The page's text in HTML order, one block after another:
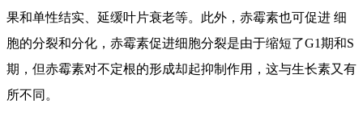
果和单性结实、延缓叶片衰老等。此外，赤霉素也可促进 细
胞的分裂和分化，赤霉素促进细胞分裂是由于缩短了G1期和S
期，但赤霉素对不定根的形成却起抑制作用，这与生长素又有
所不同。